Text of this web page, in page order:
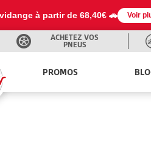
à partir de 68,40€ 🚗 Voir
ACHETEZ VOS
PNEUS
PROMOS